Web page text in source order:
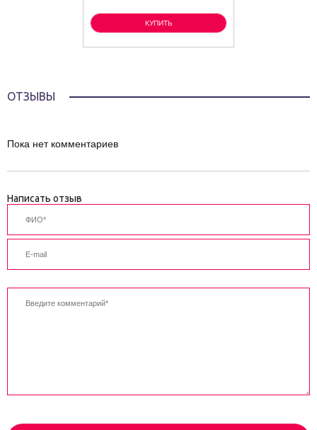
КУПИТЬ
ОТЗЫВЫ
Пока нет комментариев
Написать отзыв